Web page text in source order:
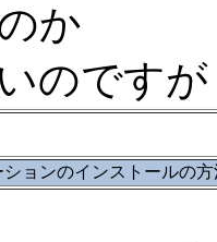
か
のですが
ョンのインストールの方